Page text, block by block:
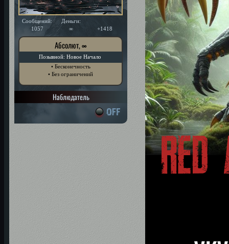
Сообщений:
1057
Деньги:
∞
+1418
Абсолют, ∞
• Бесконечность
• Без ограничений
Позывной: Новое Начало
Наблюдатель